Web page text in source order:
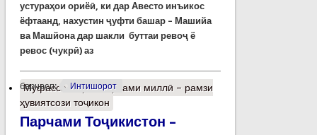
устураҳои ориёӣ, ки дар Авесто инъикос
ёфтаанд, нахустин ҷуфти башар – Машийа
ва Машйона дар шакли буттаи ревоҷ ё
ревос (чукрӣ) аз
барчасп: Интишорот
Муфассалтаро Парчами миллӣ – рамзи
ҳувиятсози тоҷикон
Парчами Тоҷикистон –